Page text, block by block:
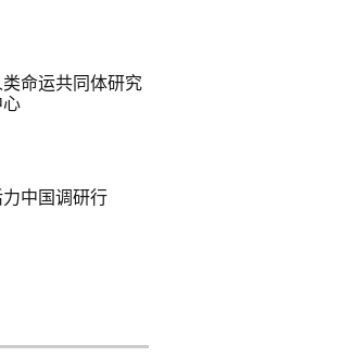
类命运共同体研究
心
力中国调研行